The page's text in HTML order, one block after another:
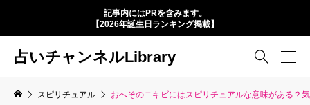
記事内にはPRを含みます。
【2026年誕生日ランキング掲載】
占いチャンネルLibrary 
スピリチュアル おへそのニキビにはスピリチュアルな意味がある？